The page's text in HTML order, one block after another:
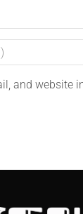
and website